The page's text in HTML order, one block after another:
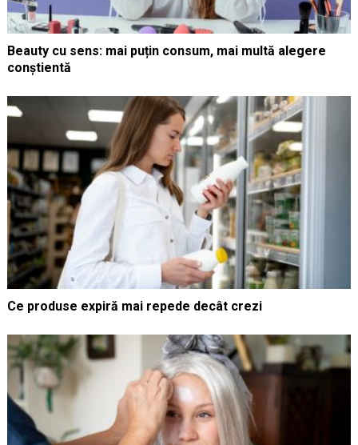
Beauty cu sens: mai puțin consum, mai multă alegere
conștientă
Ce produse expiră mai repede decât crezi